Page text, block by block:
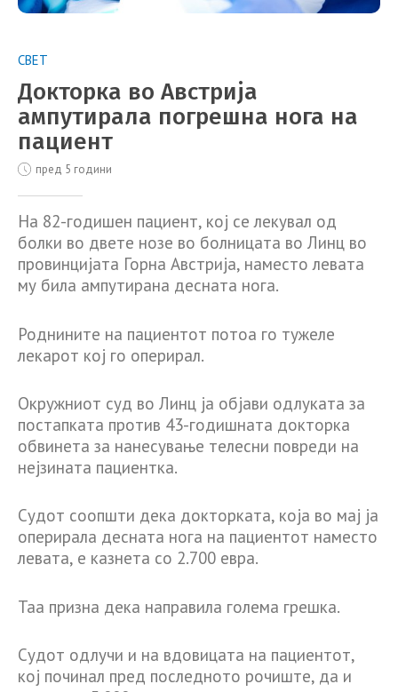
СВЕТ
Докторка во Австрија
ампутирала погрешна нога на
пациент
пред 5 години
На 82-годишен пациент, кој се лекувал од
болки во двете нозе во болницата во Линц во
провинцијата Горна Австрија, наместо левата
му била ампутирана десната нога.
Роднините на пациентот потоа го тужеле
лекарот кој го оперирал.
Окружниот суд во Линц ја објави одлуката за
постапката против 43-годишната докторка
обвинета за нанесување телесни повреди на
нејзината пациентка.
Судот соопшти дека докторката, која во мај ја
оперирала десната нога на пациентот наместо
левата, е казнета со 2.700 евра.
Таа призна дека направила голема грешка.
Судот одлучи и на вдовицата на пациентот,
кој починал пред последното рочиште, да и